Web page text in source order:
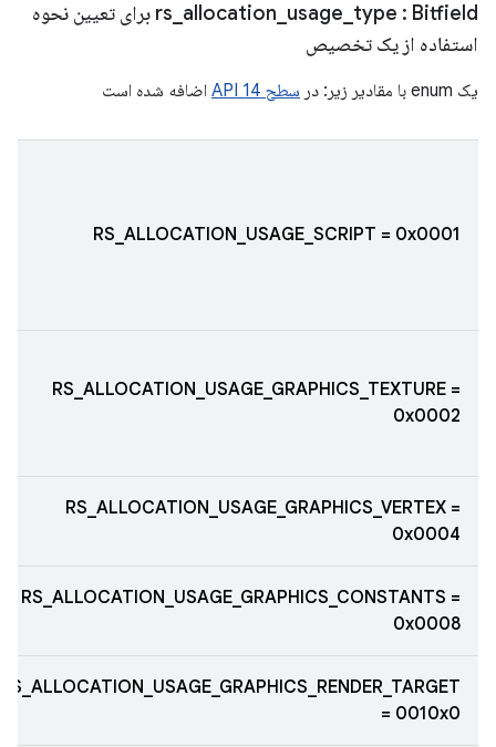
rs allocation usage type
: Bitfield برای تعیین نحوه
استفاده از یک تخصیص
یک enum با مقادیر زیر: در سطح API 14 اضافه شده است
RS_ALLOCATION_USAGE_SCRIPT = 0x0001
RS_ALLOCATION_USAGE_GRAPHICS_TEXTURE =
0x0002
RS_ALLOCATION_USAGE_GRAPHICS_VERTEX =
0x0004
RS_ALLOCATION_USAGE_GRAPHICS_CONSTANTS =
0x0008
RS_ALLOCATION_USAGE_GRAPHICS_RENDER_TARGET
= 0010x0